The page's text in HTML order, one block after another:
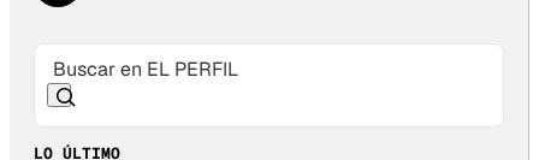
LO ÚLTIMO